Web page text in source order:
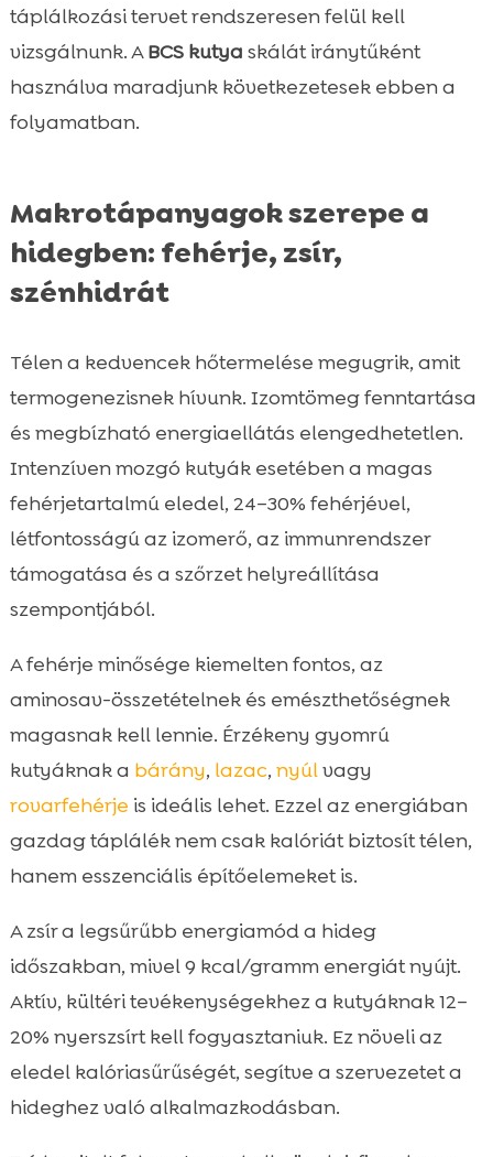
táplálkozási tervet rendszeresen felül kell
vizsgálnunk. ABCS kutya skálát iránytűként
használva maradjunk következetesek ebben a
folyamatban.
Makrotápanyagok szerepe a
hidegben: fehérje, zsír,
szénhidrát
Télen a kedvencek hőtermelése megugrik, amit
termogenezisnek hívunk. Izomtömeg fenntartása
és megbízható energiaellátás elengedhetetlen.
Intenzíven mozgó kutyák esetében a magas
fehérjetartalmú eledel, 24–30% fehérjével,
létfontosságú az izomerő, az immunrendszer
támogatása és a szőrzet helyreállítása
szempontjából.
A fehérje minősége kiemelten fontos, az
aminosav-összetételnek és emészthetőségnek
magasnak kell lennie. Érzékeny gyomrú
kutyáknak a bárány, lazac, nyúlvagy
rovarfehérje is ideális lehet. Ezzel az energiában
gazdag táplálék nem csak kalóriát biztosít télen,
hanem esszenciális építőelemeket is.
A zsír a legsűrűbb energiamód a hideg
időszakban, mivel 9 kcal/gramm energiát nyújt.
Aktív, kültéri tevékenységekhez a kutyáknak 12–
20% nyerszsírt kell fogyasztaniuk. Ez növeli az
eledel kalóriasűrűségét, segítve a szervezetet a
hideghez való alkalmazkodásban.